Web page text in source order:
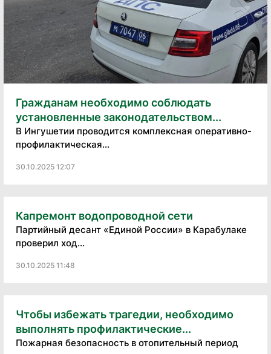
Гражданам необходимо соблюдать
установленные законодательством...
В Ингушетии проводится комплексная оперативно-
профилактическая...
30.10.2025 12:07
Капремонт водопроводной сети
Партийный десант «Единой России» в Карабулаке
проверил ход...
30.10.2025 11:48
Чтобы избежать трагедии, необходимо
выполнять профилактические...
Пожарная безопасность в отопительный период